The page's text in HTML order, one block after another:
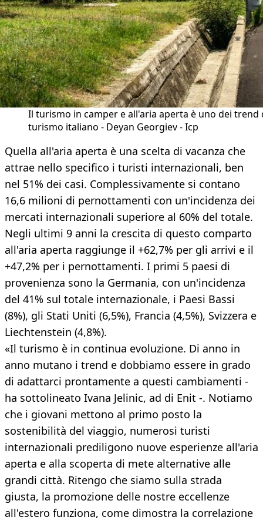
Il turismo in camper e all'aria aperta è uno dei trend
turismo italiano - Deyan Georgiev - Icp
Quella all'aria aperta è una scelta di vacanza che
attrae nello specifico i turisti internazionali, ben
nel 51% dei casi. Complessivamente si contano
16,6 milioni di pernottamenti con un'incidenza dei
mercati internazionali superiore al 60% del totale.
Negli ultimi 9 anni la crescita di questo comparto
all'aria aperta raggiunge il +62,7% per gli arrivi e il
+47,2% per i pernottamenti. I primi 5 paesi di
provenienza sono la Germania, con un'incidenza
del 41% sul totale internazionale, i Paesi Bassi
(8%), gli Stati Uniti (6,5%), Francia (4,5%), Svizzera e
Liechtenstein (4,8%).
«Il turismo è in continua evoluzione. Di anno in
anno mutano i trend e dobbiamo essere in grado
di adattarci prontamente a questi cambiamenti -
ha sottolineato Ivana Jelinic, ad di Enit -. Notiamo
che i giovani mettono al primo posto la
sostenibilità del viaggio, numerosi turisti
internazionali prediligono nuove esperienze all'aria
aperta e alla scoperta di mete alternative alle
grandi città. Ritengo che siamo sulla strada
giusta, la promozione delle nostre eccellenze
all'estero funziona, come dimostra la correlazione